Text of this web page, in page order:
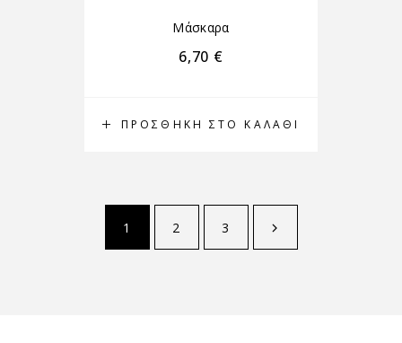
ΠΡΟΣΘΉΚΗ ΣΤΟ ΚΑΛΆΘΙ
Μάσκαρα
6,70 €
1 2 3